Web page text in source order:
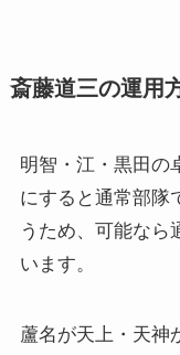
斎藤道三の運用
明智・江・黒田の
にすると通常部隊
うため、可能なら
います。
蘆名が天上・天神